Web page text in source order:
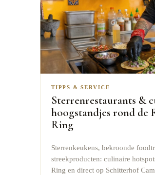
TIPPS & SERVICE
Sterrenrestaurants &
hoogstandjes rond de
Ring
Sterrenkeukens, bekroonde
streekproducten: culinaire
Ring en direct op Schitterhof